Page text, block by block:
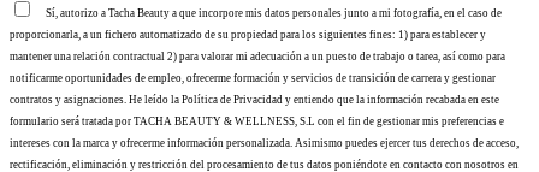
Sí, autorizo a Tacha Beauty a que incorpore mis datos personales junto a mi fotografía, en el caso de
proporcionarla, a un fichero automatizado de su propiedad para los siguientes fines: 1) para establecer y
mantener una relación contractual 2) para valorar mi adecuación a un puesto de trabajo o tarea, así como para
notificarme oportunidades de empleo, ofrecerme formación y servicios de transición de carrera y gestionar
contratos y asignaciones. He leído la Política de Privacidad y entiendo que la información recabada en este
formulario será tratada por TACHA BEAUTY & WELLNESS, S.L con el fin de gestionar mis preferencias e
intereses con la marca y ofrecerme información personalizada. Asimismo puedes ejercer tus derechos de acceso,
rectificación, eliminación y restricción del procesamiento de tus datos poniéndote en contacto con nosotros en